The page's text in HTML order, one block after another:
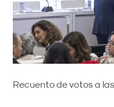
Recuento de votos a